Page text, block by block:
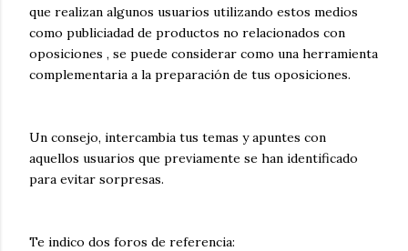
que realizan algunos usuarios utilizando estos medios
como publiciadad de productos no relacionados con
oposiciones , se puede considerar como una herramienta
complementaria a la preparación de tus oposiciones.
Un consejo, intercambia tus temas y apuntes con
aquellos usuarios que previamente se han identificado
para evitar sorpresas.
Te indico dos foros de referencia: